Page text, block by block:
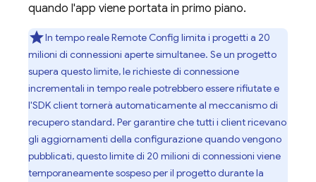
quando l'app viene portata in primo piano.
In tempo realeRemote Config limita i progetti a 20
milioni di connessioni aperte simultanee. Se un progetto
supera questo limite, le richieste di connessione
incrementali in tempo reale potrebbero essere rifiutate e
l'SDK client tornerà automaticamente al meccanismo di
recupero standard. Per garantire che tutti i client ricevano
gli aggiornamenti della configurazione quando vengono
pubblicati, questo limite di 20 milioni di connessioni viene
temporaneamente sospeso per il progetto durante la